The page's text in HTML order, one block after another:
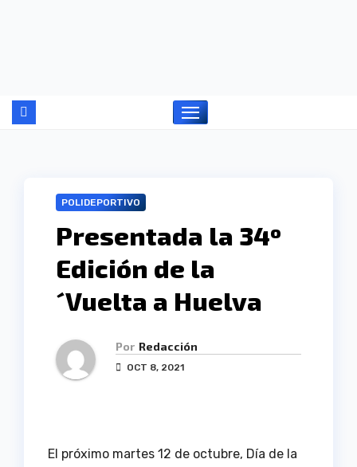
POLIDEPORTIVO
Presentada la 34º
Edición de la
´Vuelta a Huelva
Por Redacción
OCT 8, 2021
El próximo martes 12 de octubre, Día de la